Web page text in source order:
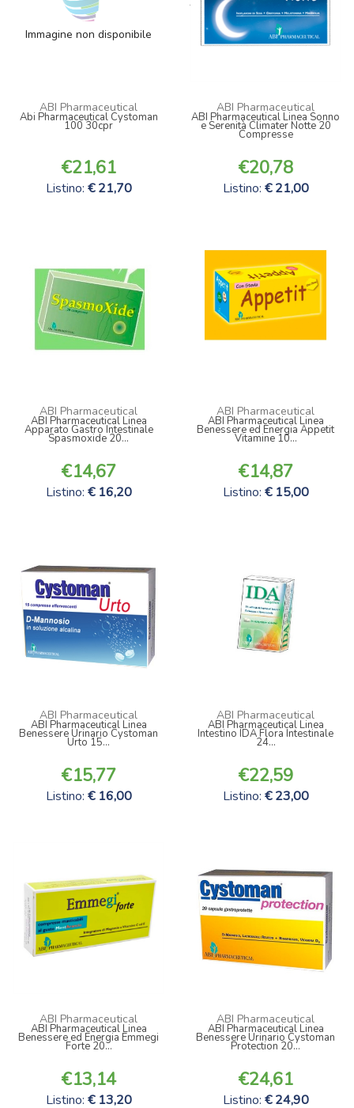
Immagine non disponibile
ABI Pharmaceutical
Abi Pharmaceutical Cystoman
100 30cpr
21,61
Listino: 21,70
ABI Pharmaceutical
ABI Pharmaceutical Linea Sonno
e Serenità Climater Notte 20
Compresse
20,78
Listino: 21,00
ABI Pharmaceutical
ABI Pharmaceutical Linea
Apparato Gastro Intestinale
Spasmoxide 20...
14,67
Listino: 16,20
ABI Pharmaceutical
ABI Pharmaceutical Linea
Benessere ed Energia Appetit
Vitamine 10...
14,87
Listino: 15,00
ABI Pharmaceutical
ABI Pharmaceutical Linea
Benessere Urinario Cystoman
Urto 15...
15,77
Listino: 16,00
ABI Pharmaceutical
ABI Pharmaceutical Linea
Intestino IDA Flora Intestinale
24...
22,59
Listino: 23,00
ABI Pharmaceutical
ABI Pharmaceutical Linea
Benessere ed Energia Emmegi
Forte 20...
13,14
Listino: 13,20
ABI Pharmaceutical
ABI Pharmaceutical Linea
Benessere Urinario Cystoman
Protection 20...
24,61
Listino: 24,90